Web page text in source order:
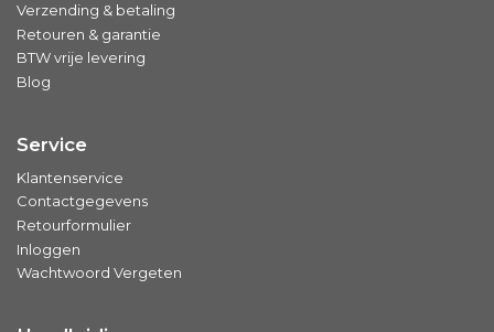
Verzending & betaling
Retouren & garantie
BTW vrije levering
Blog
Service
Klantenservice
Contactgegevens
Retourformulier
Inloggen
Wachtwoord Vergeten